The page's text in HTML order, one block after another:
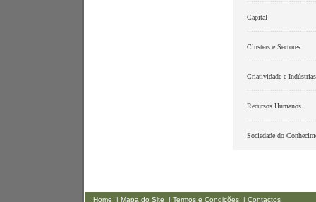
Capital
Clusters e Sectores
Criatividade e
Recursos Humanos
Sociedade do
Home | Mapa do Site | Termos e Condições | Contactos